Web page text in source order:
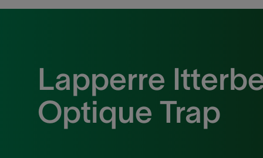
Lapperre
Optique Trap